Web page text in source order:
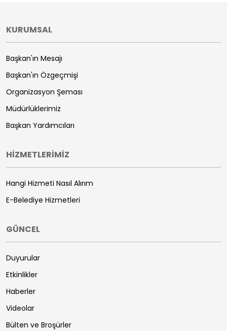
KURUMSAL
Başkan'ın Mesajı
Başkan'ın Özgeçmişi
Organizasyon Şeması
Müdürlüklerimiz
Başkan Yardımcıları
HİZMETLERİMİZ
Hangi Hizmeti Nasıl Alırım
E-Belediye Hizmetleri
GÜNCEL
Duyurular
Etkinlikler
Haberler
Videolar
Bülten ve Broşürler